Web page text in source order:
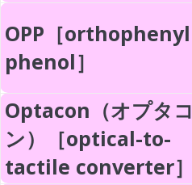
OPP［orthophenyl
phenol］
Optacon（オプタコ
ン）［optical-to-
tactile converter］